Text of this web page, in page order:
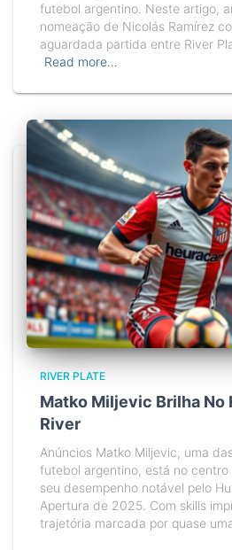
futebol argentino. Neste artigo,
nomeação de Nicolás Ramírez
aguardada partida entre River
Read more…
RIVER PLATE
Matko Miljevic Brilha No
River
Anúncios Matko Miljevic, uma
futebol argentino, está no
seu desempenho notável pelo
Apertura de 2025. Com skills
trajetória marcada por quase